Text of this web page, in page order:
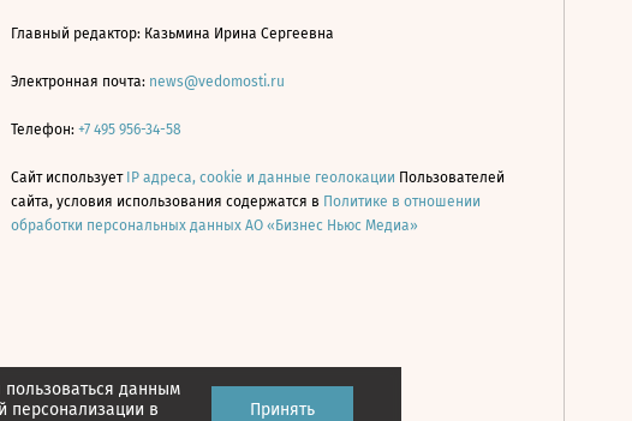
данным
персонализации в
Принять
Главный редактор: Казьмина Ирина Сергеевна
Электронная почта: news@vedomosti.ru
Телефон: +7 495 956-34-58
Сайт использует IP адреса, cookie и данные геолокации Пользователей
сайта, условия использования содержатся в Политике в отношении
обработки персональных данных АО «Бизнес Ньюс Медиа»